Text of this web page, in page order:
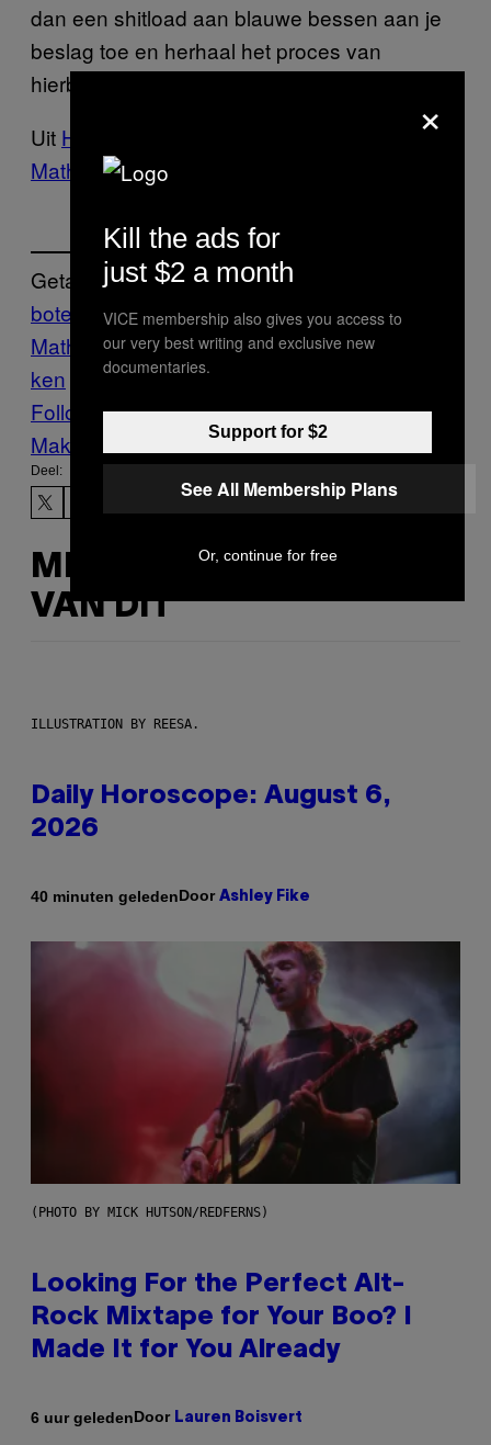
dan een shitload aan blauwe bessen aan je
beslag toe en herhaal het proces van
hierboven. Enjoy.
Uit How-To: Luchtige pannekoeken met Matty
Matheson
Getagd:
boter
Food luchtig maken Matty
Matheson Munchies pannekoek pannekoe
ken
recept
Follow Us On Discover
Make Us Preferred In Top Stories
Deel:
MEER
VAN DIT
ILLUSTRATION BY REESA.
Daily Horoscope: August 6,
2026
40 minuten geledenDoor Ashley Fike
(PHOTO BY MICK HUTSON/REDFERNS)
Looking For the Perfect Alt-
Rock Mixtape for Your Boo? I
Made It for You Already
6 uur geledenDoor Lauren Boisvert
×
Kill the ads for
just $2 a month
VICE membership also gives you access to
our very best writing and exclusive new
documentaries.
Support for $2
See All Membership Plans
Or, continue for free